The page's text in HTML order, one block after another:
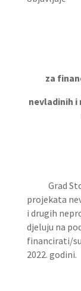
za
nevladinih
Grad
projekata
i drugih
djeluju na
financirati/
2022. godini.